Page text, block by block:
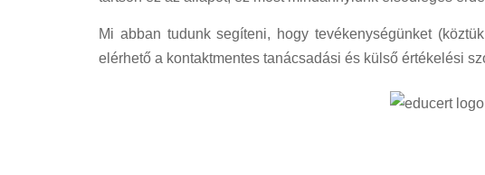
Mi abban tudunk segíteni, hogy tevékenységünket
elérhető a kontaktmentes tanácsadási és külső értékelési